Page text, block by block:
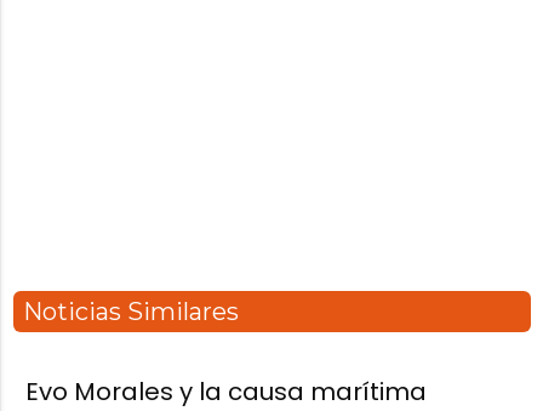
Noticias Similares
Evo Morales y la causa marítima